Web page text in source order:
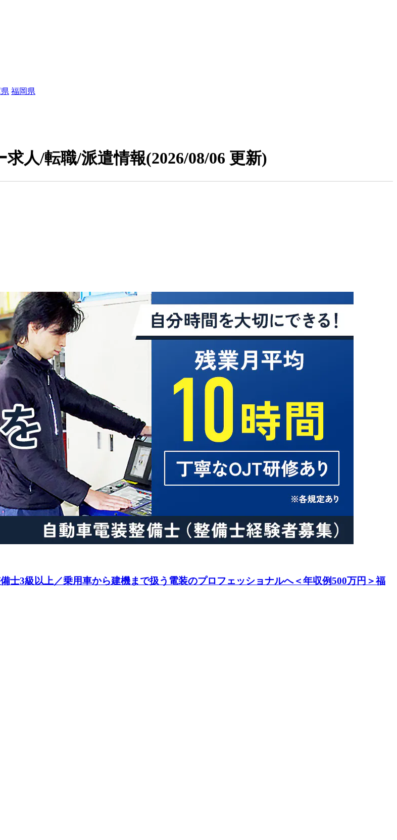
福岡県
人/転職/派遣情報(2026/08/06 更新)
士3級以上／乗用車から建機まで扱う電装のプロフェッショナルへ＜年収例500万円＞福